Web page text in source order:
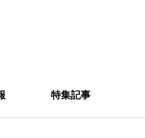
特集記事